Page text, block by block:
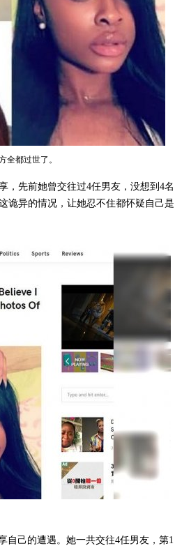
全都过世了。
，先前她曾交往过4任男友，没想到4名
诡异的情况，让她忍不住都怀疑自己是
自己的遭遇。她一共交往4任男友，第1